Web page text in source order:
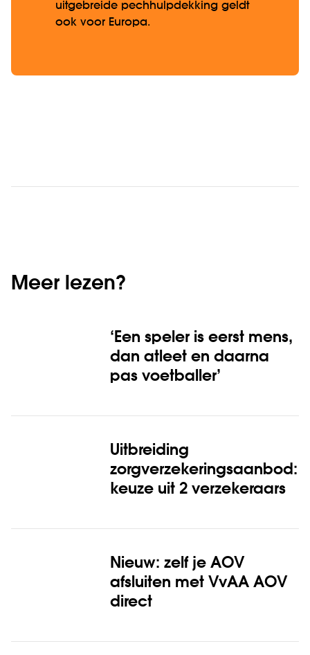
uitgebreide pechhulpdekking geldt
ook voor Europa.
Meer lezen?
‘Een speler is eerst mens,
dan atleet en daarna
pas voetballer’
Uitbreiding
zorgverzekerings­aanbod:
keuze uit 2 verzekeraars
Nieuw: zelf je AOV
afsluiten met VvAA AOV
direct